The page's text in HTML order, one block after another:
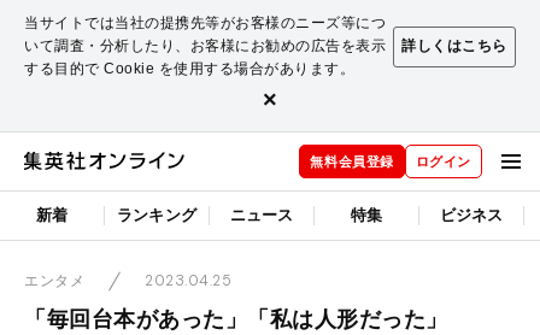
当サイトでは当社の提携先等がお客様のニーズ等につ
いて調査・分析したり、お客様にお勧めの広告を表示
する目的で Cookie を使用する場合があります。
詳しくはこちら
×
無料会員登録 ログイン
新着 ランキング ニュース 特集 ビジネス
エンタメ 2023.04.25
「毎回台本があった」「私は人形だった」